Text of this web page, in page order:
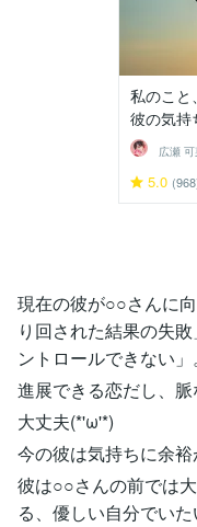
私のこと
彼の気持
5.0
現在の彼が○○さんに
り回された結果の失
ントロールできない」。
進展できる恋だし、脈
大丈夫(*'ω'*)
今の彼は気持ちに余裕
彼は○○さんの前では
る、優しい自分でいた